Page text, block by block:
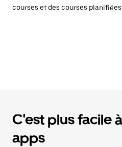
courses et des courses
C'est plus facile
apps